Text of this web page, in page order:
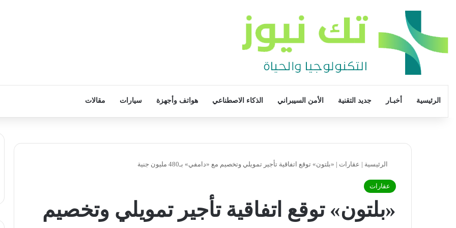
الرئيسية أخبـار جديد التقنية الأمن السيبراني الذكاء الاصطناعي هواتف وأجهزة سيارات مقالات
الرئيسية | عقارات | «بلتون» توقع اتفاقية تأجير تمويلي وتخصيم مع «دامفي» بـ480 مليون جنية
عقارات
«بلتون» توقع اتفاقية تأجير تمويلي وتخصيم